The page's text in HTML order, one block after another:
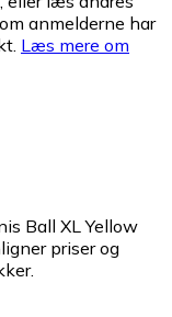
anmelderne har
Læs mere om
Ball XL Yellow
priser og